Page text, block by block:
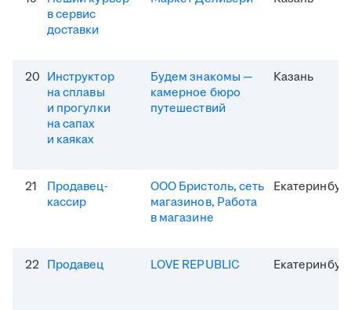
в сервис
доставки
20 Инструктор
на сплавы
и прогулки
на сапах
и каяках
Будем знакомы —
камерное бюро
путешествий
Казань
21
Продавец-
кассир
ООО Бристоль, сеть
магазинов, Работа
в магазине
22 Продавец LOVE REPUBLIC